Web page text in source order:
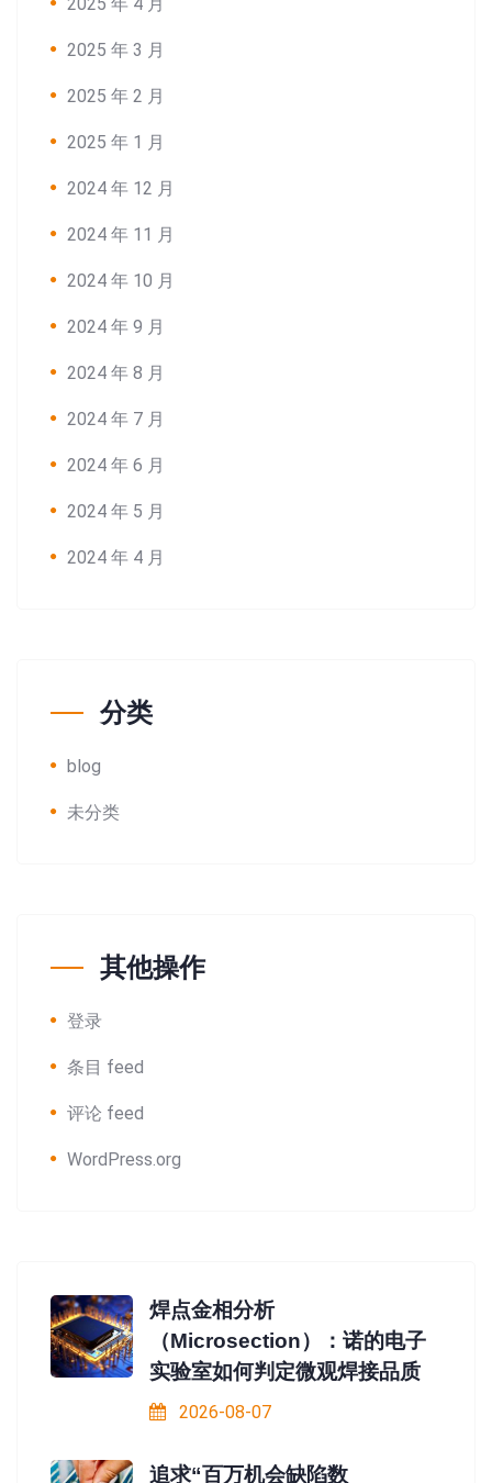
2025 年 3 月
2025 年 2 月
2025 年 1 月
2024 年 12 月
2024 年 11 月
2024 年 10 月
2024 年 9 月
2024 年 8 月
2024 年 7 月
2024 年 6 月
2024 年 5 月
2024 年 4 月
分类
blog
未分类
其他操作
登录
条目 feed
评论 feed
WordPress.org
焊点金相分析
（Microsection）：诺的电子
实验室如何判定微观焊接品质
2026-08-07
追求“百万机会缺陷数